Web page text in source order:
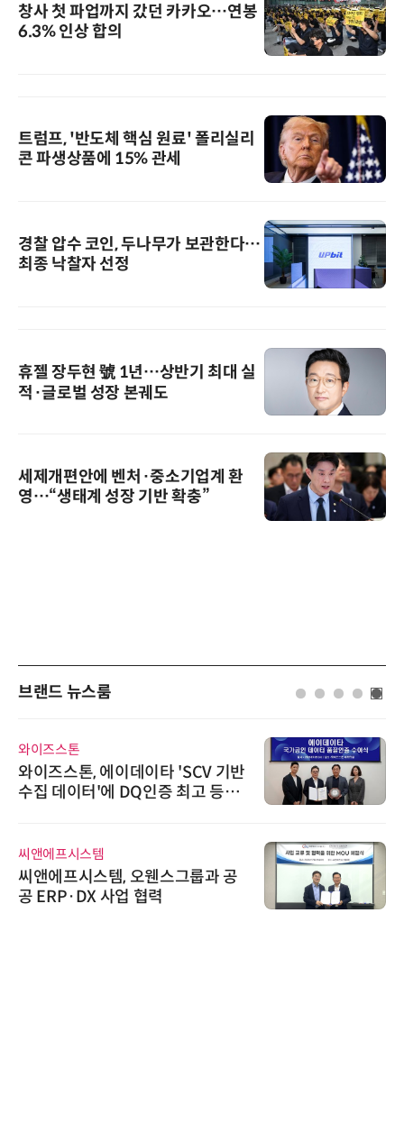
창사 첫 파업까지 갔던 카카오…연봉
6.3% 인상 합의
트럼프, '반도체 핵심 원료' 폴리실리
콘 파생상품에 15% 관세
경찰 압수 코인, 두나무가 보관한다…
최종 낙찰자 선정
휴젤 장두현 號 1년…상반기 최대 실
적·글로벌 성장 본궤도
세제개편안에 벤처·중소기업계 환
영…“생태계 성장 기반 확충”
브랜드 뉴스룸
와이즈스톤
와이즈스톤, 에이데이타 'SCV 기반
수집 데이터'에 DQ인증 최고 등급
씨앤에프시스템
씨앤에프시스템, 오웬스그룹과 공
공 ERP·DX 사업 협력